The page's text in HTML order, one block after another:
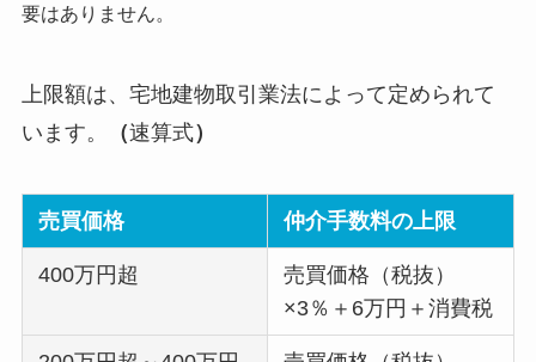
要はありません。
上限額は、宅地建物取引業法によって定められて
います。
（速算式）
売買価格 仲介手数料の上限
400万円超
売買価格（税抜）
×3％＋6万円＋消費税